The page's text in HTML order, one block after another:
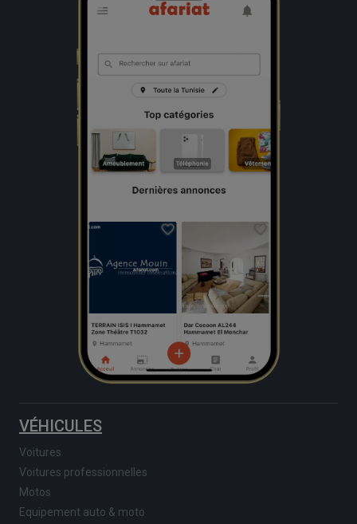
VÉHICULES
Voitures
Voitures professionnelles
Motos
Equipement auto & moto